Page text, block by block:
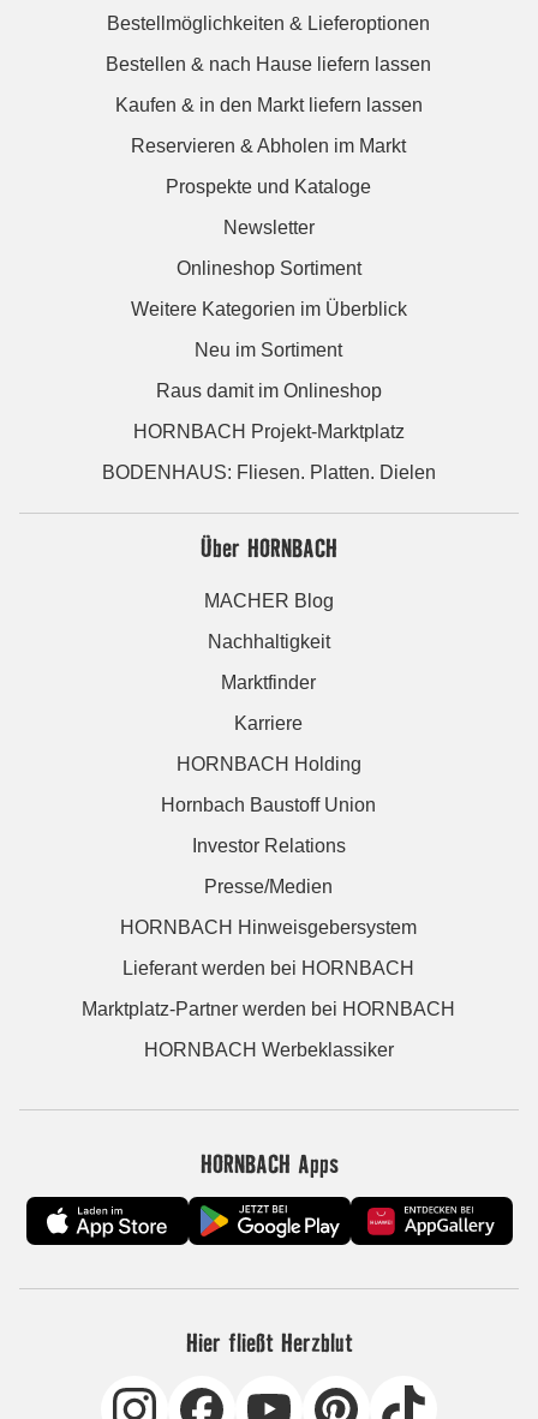
Bestellmöglichkeiten & Lieferoptionen
Bestellen & nach Hause liefern lassen
Kaufen & in den Markt liefern lassen
Reservieren & Abholen im Markt
Prospekte und Kataloge
Newsletter
Onlineshop Sortiment
Weitere Kategorien im Überblick
Neu im Sortiment
Raus damit im Onlineshop
HORNBACH Projekt-Marktplatz
BODENHAUS: Fliesen. Platten. Dielen
Über HORNBACH
MACHER Blog
Nachhaltigkeit
Marktfinder
Karriere
HORNBACH Holding
Hornbach Baustoff Union
Investor Relations
Presse/Medien
HORNBACH Hinweisgebersystem
Lieferant werden bei HORNBACH
Marktplatz-Partner werden bei HORNBACH
HORNBACH Werbeklassiker
HORNBACH Apps
Hier fließt Herzblut